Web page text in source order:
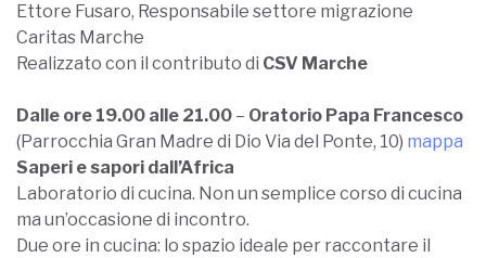
Ettore Fusaro, Responsabile settore migrazione
Caritas Marche
Realizzato con il contributo di CSV Marche
Dalle ore 19.00 alle 21.00 – Oratorio Papa Francesco
(Parrocchia Gran Madre di Dio Via del Ponte, 10) mappa
Saperi e sapori dall’Africa
Laboratorio di cucina. Non un semplice corso di cucina
ma un’occasione di incontro.
Due ore in cucina: lo spazio ideale per raccontare il